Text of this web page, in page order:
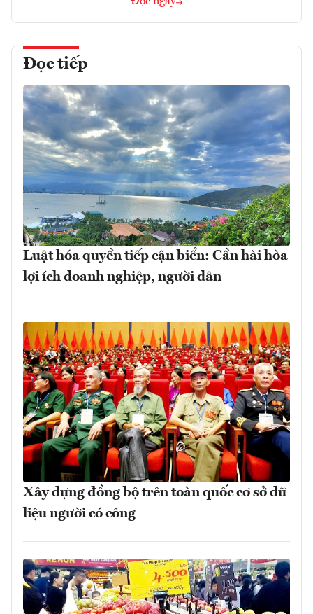
Đọc tiếp
Luật hóa quyền tiếp cận biển: Cần hài hòa
lợi ích doanh nghiệp, người dân
Xây dựng đồng bộ trên toàn quốc cơ sở dữ
liệu người có công